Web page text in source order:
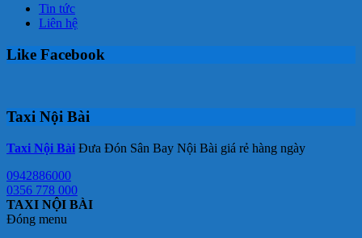
Tin tức
Liên hệ
Like Facebook
Taxi Nội Bài
Taxi Nội Bài Đưa Đón Sân Bay Nội Bài giá rẻ hàng ngày
0942886000
0356 778 000
TAXI NỘI BÀI
Đóng menu